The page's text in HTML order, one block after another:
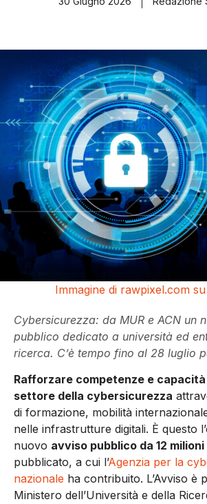
Immagine di rawpixel.com
Cybersicurezza: da MUR e ACN un
pubblico dedicato a università ed
ricerca. C’è tempo fino al 28 luglio
Rafforzare competenze e
settore della cybersicurezza
di formazione, mobilità
nelle infrastrutture digitali. È questo
nuovo avviso pubblico da 12
pubblicato, a cui l’Agenzia per la
nazionale ha contribuito. L’Avviso è
Ministero dell’Università e della